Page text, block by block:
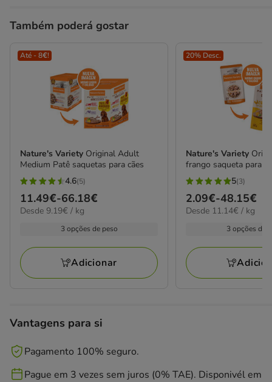
Também poderá gostar
Até - 8€!
Nature's Variety Original Adult
Medium Patê saquetas para cães
4.6
estrelas
com
avaliações
4.6(5)
Preço
de
66.18€
11.49€-66.18€
9.19€
Desde 9.19€ / kg
3 opções de peso
Adicionar
20% Desc.
Nature's Variety
frango saqueta para
5
estrelas
com
avaliações
5(3)
Preço
de
48.15€
2.09€-48.15€
11.14€
Desde 11.14€ / kg
3 opções de
Vantagens para si
Pagamento 100% seguro.
Pague em 3 vezes sem juros (0% TAE). Disponivél em